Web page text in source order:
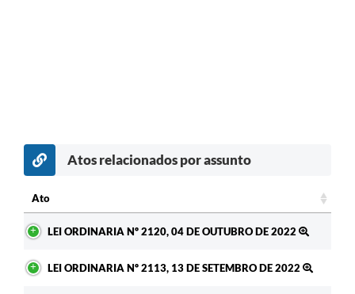
Atos relacionados por assunto
Ato
LEI ORDINARIA Nº 2120, 04 DE OUTUBRO DE 2022
LEI ORDINARIA Nº 2113, 13 DE SETEMBRO DE 2022